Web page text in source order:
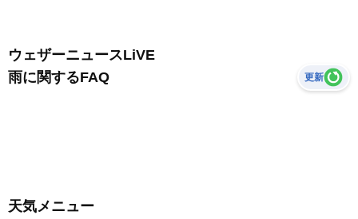
ウェザーニュースLiVE
雨に関するFAQ
更新
天気メニュー